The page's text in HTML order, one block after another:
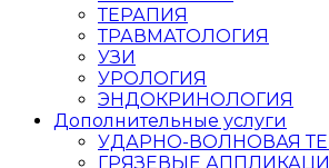
ТЕРАПИЯ
ТРАВМАТОЛОГИЯ
УЗИ
УРОЛОГИЯ
ЭНДОКРИНОЛОГИЯ
Дополнительные услуги
УДАРНО-ВОЛНОВАЯ
ГРЯЗЕВЫЕ